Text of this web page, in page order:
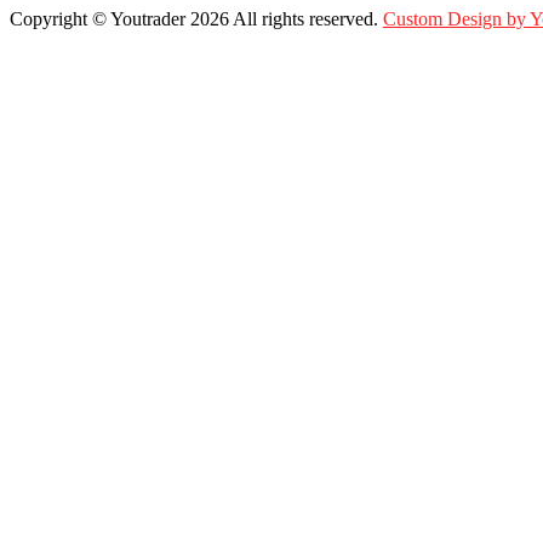
Copyright ©Youtrader2026 All rights reserved. Custom Design by